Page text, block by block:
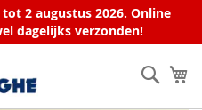
2 augustus 2026. Online
dagelijks verzonden!